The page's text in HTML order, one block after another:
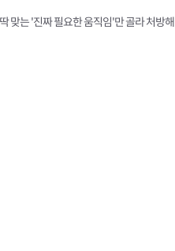
맞는 '진짜 필요한 움직임'만 골라 처방해